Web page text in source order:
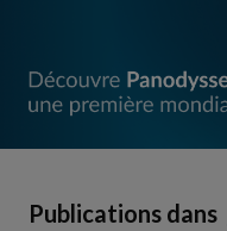
Publications dans